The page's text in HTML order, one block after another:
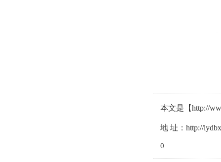
本文是【http://
地 址：http://
0